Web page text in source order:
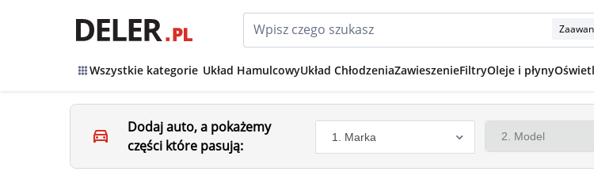
Wszystkie kategorie Układ HamulcowyUkład ChłodzeniaZawieszenieFiltryOleje i płyny
Dodaj auto, a pokażemy
części które pasują: